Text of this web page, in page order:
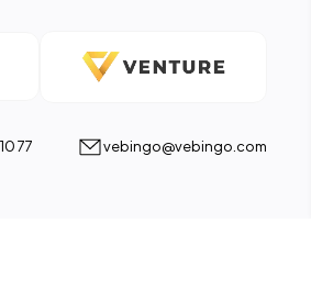
77 vebingo@vebingo.com